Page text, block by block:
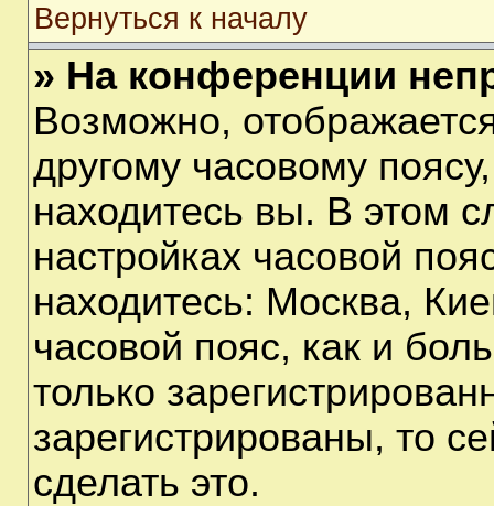
Вернуться к началу
» На конференции
Возможно,
другому часовому
находитесь вы. В этом
настройках часовой
находитесь: Москва,
часовой пояс, как и
только
зарегистрированы, то
сделать это.